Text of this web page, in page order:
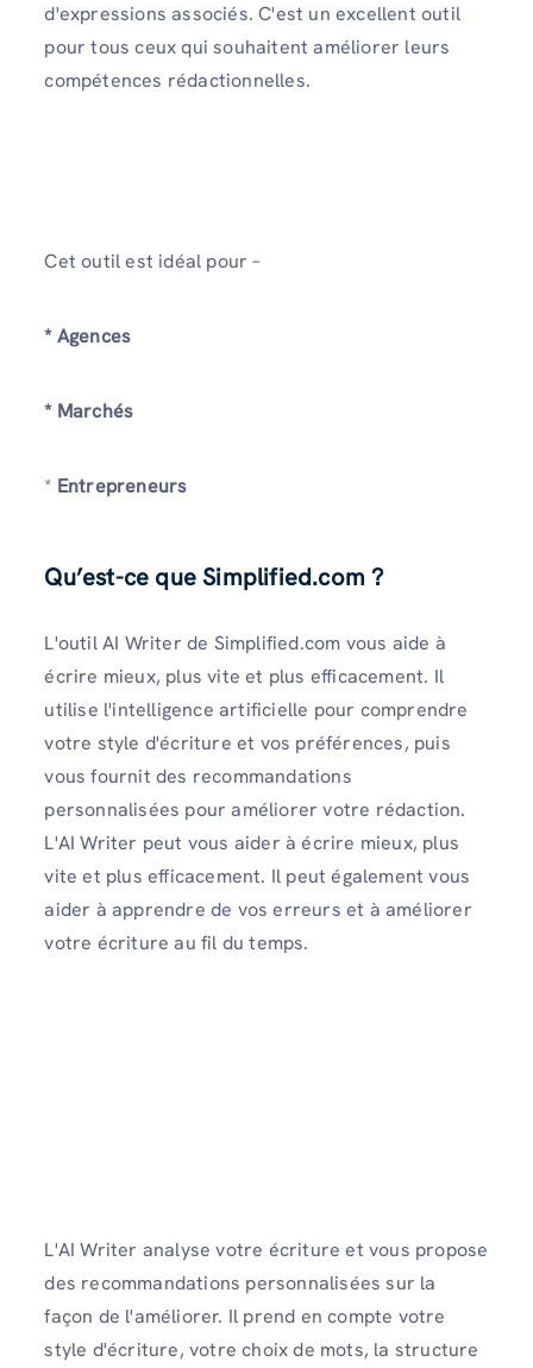
d'expressions associés. C'est un excellent outil
pour tous ceux qui souhaitent améliorer leurs
compétences rédactionnelles.
Cet outil est idéal pour –
* Agences
* Marchés
* Entrepreneurs
Qu’est-ce que Simplified.com ?
L'outil AI Writer de Simplified.com vous aide à
écrire mieux, plus vite et plus efficacement. Il
utilise l'intelligence artificielle pour comprendre
votre style d'écriture et vos préférences, puis
vous fournit des recommandations
personnalisées pour améliorer votre rédaction.
L'AI Writer peut vous aider à écrire mieux, plus
vite et plus efficacement. Il peut également vous
aider à apprendre de vos erreurs et à améliorer
votre écriture au fil du temps.
L'AI Writer analyse votre écriture et vous propose
des recommandations personnalisées sur la
façon de l'améliorer. Il prend en compte votre
style d'écriture, votre choix de mots, la structure